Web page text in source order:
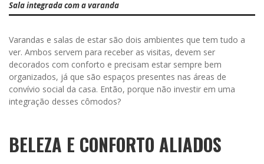
Sala integrada com a varanda
Varandas e salas de estar são dois ambientes que tem tudo a
ver. Ambos servem para receber as visitas, devem ser
decorados com conforto e precisam estar sempre bem
organizados, já que são espaços presentes nas áreas de
convívio social da casa. Então, porque não investir em uma
integração desses cômodos?
BELEZA E CONFORTO ALIADOS